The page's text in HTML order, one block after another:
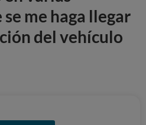
me haga llegar
del vehículo